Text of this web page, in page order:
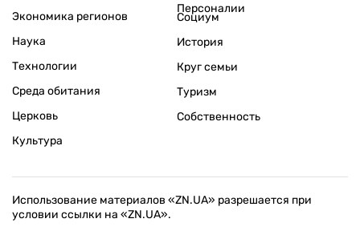
Экономика регионов
Персоналии
Наука
Технологии
Среда обитания
Церковь
Культура
Социум
История
Круг семьи
Туризм
Собственность
Использование материалов «ZN.UA» разрешается при
условии ссылки на «ZN.UA».